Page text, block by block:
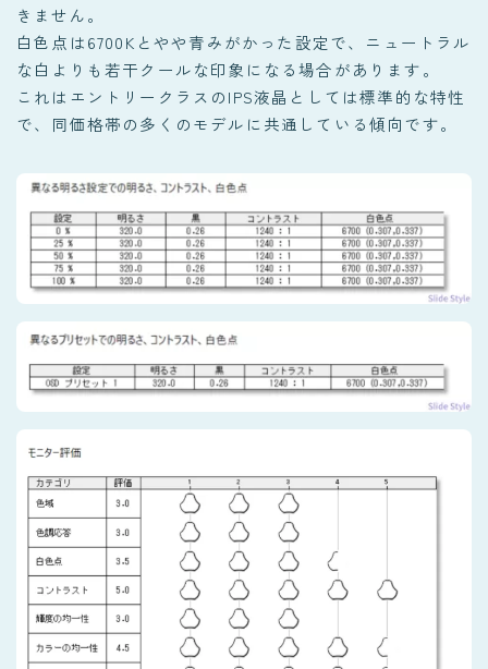
きません。
白色点は6700Kとやや青みがかった設定で、ニュートラル
な白よりも若干クールな印象になる場合があります。
これはエントリークラスのIPS液晶としては標準的な特性
で、同価格帯の多くのモデルに共通している傾向です。